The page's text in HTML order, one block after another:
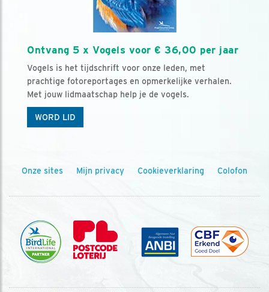
Ontvang 5 x Vogels voor € 36,00 per jaar
Vogels is het tijdschrift voor onze leden, met
prachtige fotoreportages en opmerkelijke verhalen.
Met jouw lidmaatschap help je de vogels.
WORD LID
Onze sites Mijn privacy Cookieverklaring Colofon